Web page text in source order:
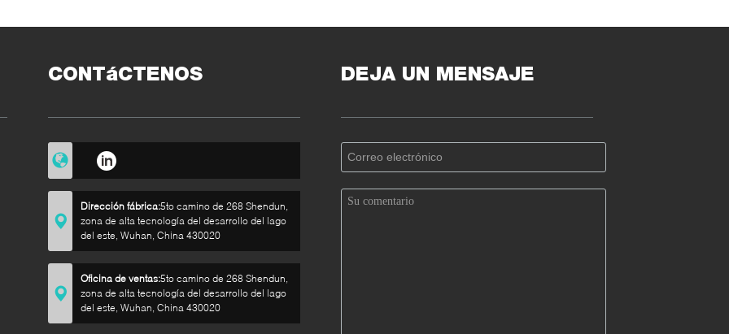
CONTáCTENOS
Dirección fábrica:5to camino de 268 Shendun,
zona de alta tecnología del desarrollo del lago
del este, Wuhan, China 430020
Oficina de ventas:5to camino de 268 Shendun,
zona de alta tecnología del desarrollo del lago
del este, Wuhan, China 430020
DEJA UN MENSAJE